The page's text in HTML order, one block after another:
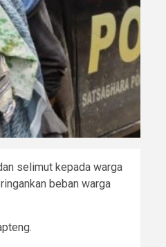
selimut kepada warga
beban warga